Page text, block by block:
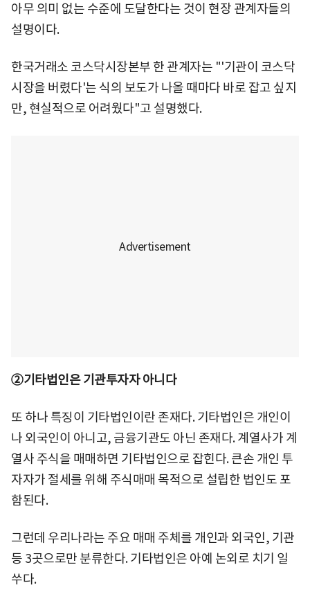
아무 의미 없는 수준에 도달한다는 것이 현장 관계자들의
설명이다.
한국거래소 코스닥시장본부 한 관계자는 "'기관이 코스닥
시장을 버렸다'는 식의 보도가 나올 때마다 바로 잡고 싶지
만, 현실적으로 어려웠다"고 설명했다.
②기타법인은 기관투자자 아니다
또 하나 특징이 기타법인이란 존재다. 기타법인은 개인이
나 외국인이 아니고, 금융기관도 아닌 존재다. 계열사가 계
열사 주식을 매매하면 기타법인으로 잡힌다. 큰손 개인 투
자자가 절세를 위해 주식매매 목적으로 설립한 법인도 포
함된다.
그런데 우리나라는 주요 매매 주체를 개인과 외국인, 기관
등 3곳으로만 분류한다. 기타법인은 아예 논외로 치기 일
쑤다.